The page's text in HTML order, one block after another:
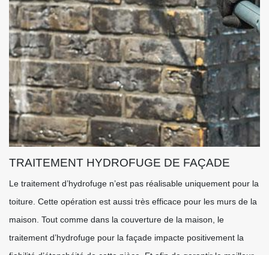
TRAITEMENT HYDROFUGE DE FAÇADE
Le traitement d’hydrofuge n’est pas réalisable uniquement pour la
toiture. Cette opération est aussi très efficace pour les murs de la
maison. Tout comme dans la couverture de la maison, le
traitement d’hydrofuge pour la façade impacte positivement la